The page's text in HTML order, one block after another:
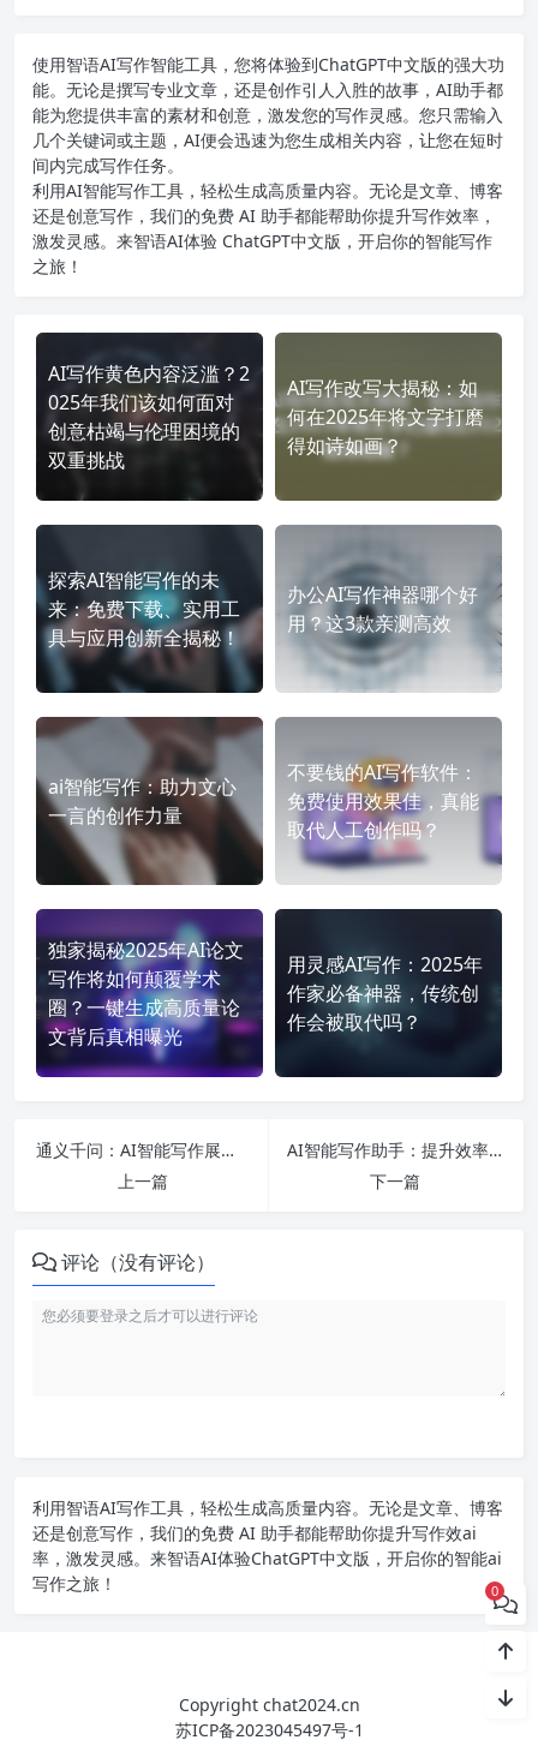
使用智语AI写作智能工具，您将体验到ChatGPT中文版的强大功
能。无论是撰写专业文章，还是创作引人入胜的故事，AI助手都
能为您提供丰富的素材和创意，激发您的写作灵感。您只需输入
几个关键词或主题，AI便会迅速为您生成相关内容，让您在短时
间内完成写作任务。
利用AI智能写作工具，轻松生成高质量内容。无论是文章、博客
还是创意写作，我们的免费 AI 助手都能帮助你提升写作效率，
激发灵感。来智语AI体验 ChatGPT中文版 ，开启你的智能写作
之旅！
AI写作黄色内容泛滥？2
025年我们该如何面对
创意枯竭与伦理困境的
双重挑战
AI写作改写大揭秘：如
何在2025年将文字打磨
得如诗如画？
探索AI智能写作的未
来：免费下载、实用工
具与应用创新全揭秘！
办公AI写作神器哪个好
用？这3款亲测高效
ai智能写作：助力文心
一言的创作力量
不要钱的AI写作软件：
免费使用效果佳，真能
取代人工创作吗？
独家揭秘2025年AI论文
写作将如何颠覆学术
圈？一键生成高质量论
文背后真相曝光
用灵感AI写作：2025年
作家必备神器，传统创
作会被取代吗？
通义千问：AI智能写作展望与发展
上一篇
AI智能写作助手：提升效率与质量的利器
下一篇
评论（没有评论）
利用智语AI写作工具，轻松生成高质量内容。无论是文章、博客
还是创意写作，我们的免费 AI 助手都能帮助你提升写作效ai
率，激发灵感。来智语AI体验ChatGPT中文版 ，开启你的智能ai
写作之旅！
0
Copyright chat2024.cn
苏ICP备2023045497号-1